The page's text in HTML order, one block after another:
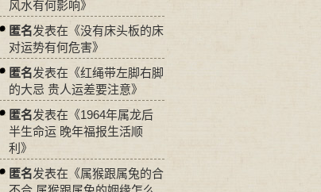
风水有何影响》
匿名发表在《没有床头板的床
对运势有何危害》
匿名发表在《红绳带左脚右脚
的大忌 贵人运差要注意》
匿名发表在《1964年属龙后
半生命运 晚年福报生活顺
利 》
匿名发表在《属猴跟属兔的合